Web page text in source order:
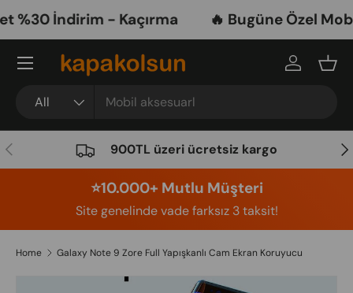
Skip to content
İndirim - Kaçırma 🔥 Bugüne Özel
All
Log in
Menu
Previous 900TL üzeri ücretsiz kargo
⭐️10.000+ Mutlu Müşteri
Site genelinde vade farksız 3 taksit!
Home Galaxy Note 9 Zore Full Yapışkanlı Cam Ekran Koruyucu
Image 4 is now available in gallery view